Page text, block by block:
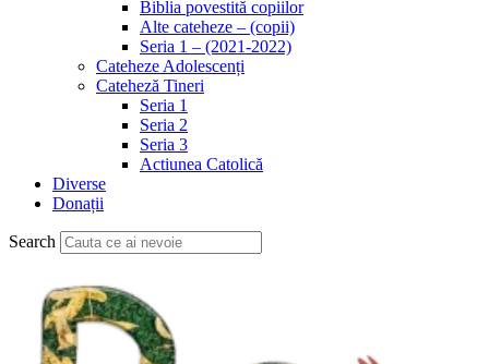
Biblia povestită copiilor
Alte cateheze – (copii)
Seria 1 – (2021-2022)
Cateheze Adolescenți
Cateheză Tineri
Seria 1
Seria 2
Seria 3
Actiunea Catolică
Diverse
Donații
Search